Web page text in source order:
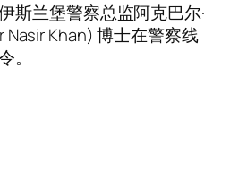
斯兰堡警察总监阿克巴尔·
Nasir Khan) 博士在警察线
。